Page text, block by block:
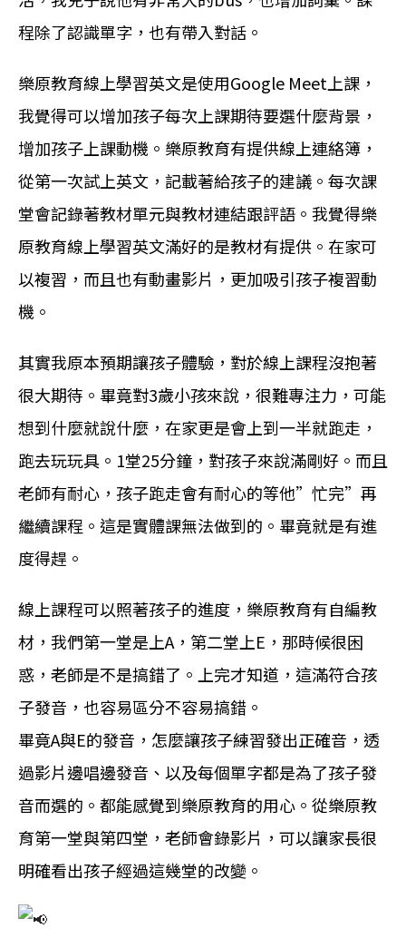
程除了認識單字，也有帶入對話。
樂原教育線上學習英文是使用Google Meet上課，
我覺得可以增加孩子每次上課期待要選什麼背景，
增加孩子上課動機。樂原教育有提供線上連絡簿，
從第一次試上英文，記載著給孩子的建議。每次課
堂會記錄著教材單元與教材連結跟評語。我覺得樂
原教育線上學習英文滿好的是教材有提供。在家可
以複習，而且也有動畫影片，更加吸引孩子複習動
機。
其實我原本預期讓孩子體驗，對於線上課程沒抱著
很大期待。畢竟對3歲小孩來說，很難專注力，可能
想到什麼就說什麼，在家更是會上到一半就跑走，
跑去玩玩具。1堂25分鐘，對孩子來說滿剛好。而且
老師有耐心，孩子跑走會有耐心的等他”忙完”再
繼續課程。這是實體課無法做到的。畢竟就是有進
度得趕。
線上課程可以照著孩子的進度，樂原教育有自編教
材，我們第一堂是上A，第二堂上E，那時候很困
惑，老師是不是搞錯了。上完才知道，這滿符合孩
子發音，也容易區分不容易搞錯。
畢竟A與E的發音，怎麼讓孩子練習發出正確音，透
過影片邊唱邊發音、以及每個單字都是為了孩子發
音而選的。都能感覺到樂原教育的用心。從樂原教
育第一堂與第四堂，老師會錄影片，可以讓家長很
明確看出孩子經過這幾堂的改變。